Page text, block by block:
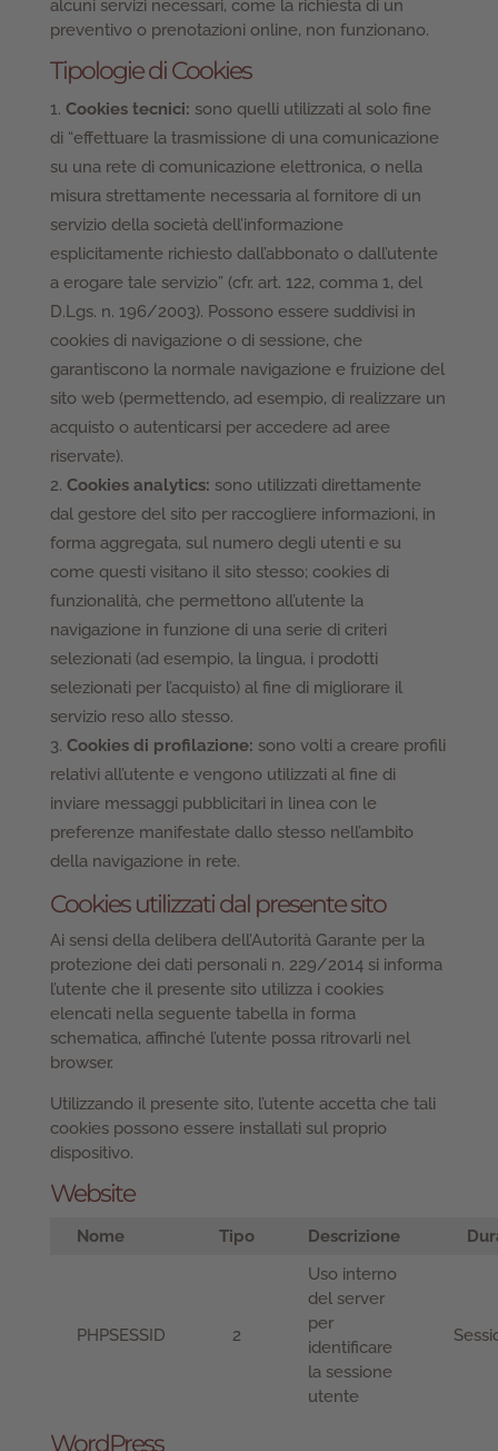
alcuni servizi necessari, come la richiesta di un
preventivo o prenotazioni online, non funzionano.
Tipologie di Cookies
Cookies tecnici: sono quelli utilizzati al solo fine
di “effettuare la trasmissione di una comunicazione
su una rete di comunicazione elettronica, o nella
misura strettamente necessaria al fornitore di un
servizio della società dell’informazione
esplicitamente richiesto dall’abbonato o dall’utente
a erogare tale servizio” (cfr. art. 122, comma 1, del
D.Lgs. n. 196/2003). Possono essere suddivisi in
cookies di navigazione o di sessione, che
garantiscono la normale navigazione e fruizione del
sito web (permettendo, ad esempio, di realizzare un
acquisto o autenticarsi per accedere ad aree
riservate).
Cookies analytics: sono utilizzati direttamente
dal gestore del sito per raccogliere informazioni, in
forma aggregata, sul numero degli utenti e su
come questi visitano il sito stesso; cookies di
funzionalità, che permettono all’utente la
navigazione in funzione di una serie di criteri
selezionati (ad esempio, la lingua, i prodotti
selezionati per l’acquisto) al fine di migliorare il
servizio reso allo stesso.
Cookies di profilazione: sono volti a creare profili
relativi all’utente e vengono utilizzati al fine di
inviare messaggi pubblicitari in linea con le
preferenze manifestate dallo stesso nell’ambito
della navigazione in rete.
Cookies utilizzati dal presente sito
Ai sensi della delibera dell’Autorità Garante per la
protezione dei dati personali n. 229/2014 si informa
l’utente che il presente sito utilizza i cookies
elencati nella seguente tabella in forma
schematica, affinché l’utente possa ritrovarli nel
browser.
Utilizzando il presente sito, l’utente accetta che tali
cookies possono essere installati sul proprio
dispositivo.
Website
Nome Tipo Descrizione
PHPSESSID 2
Uso interno
del server
per
identificare
la sessione
utente
WordPress